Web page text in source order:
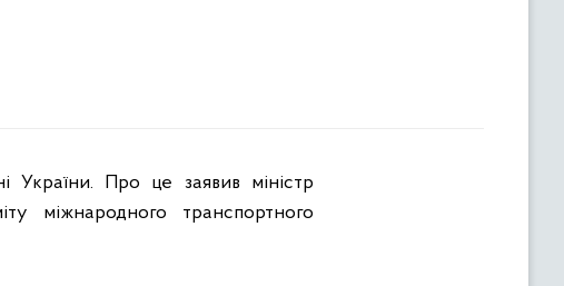
міжнародного транспортного